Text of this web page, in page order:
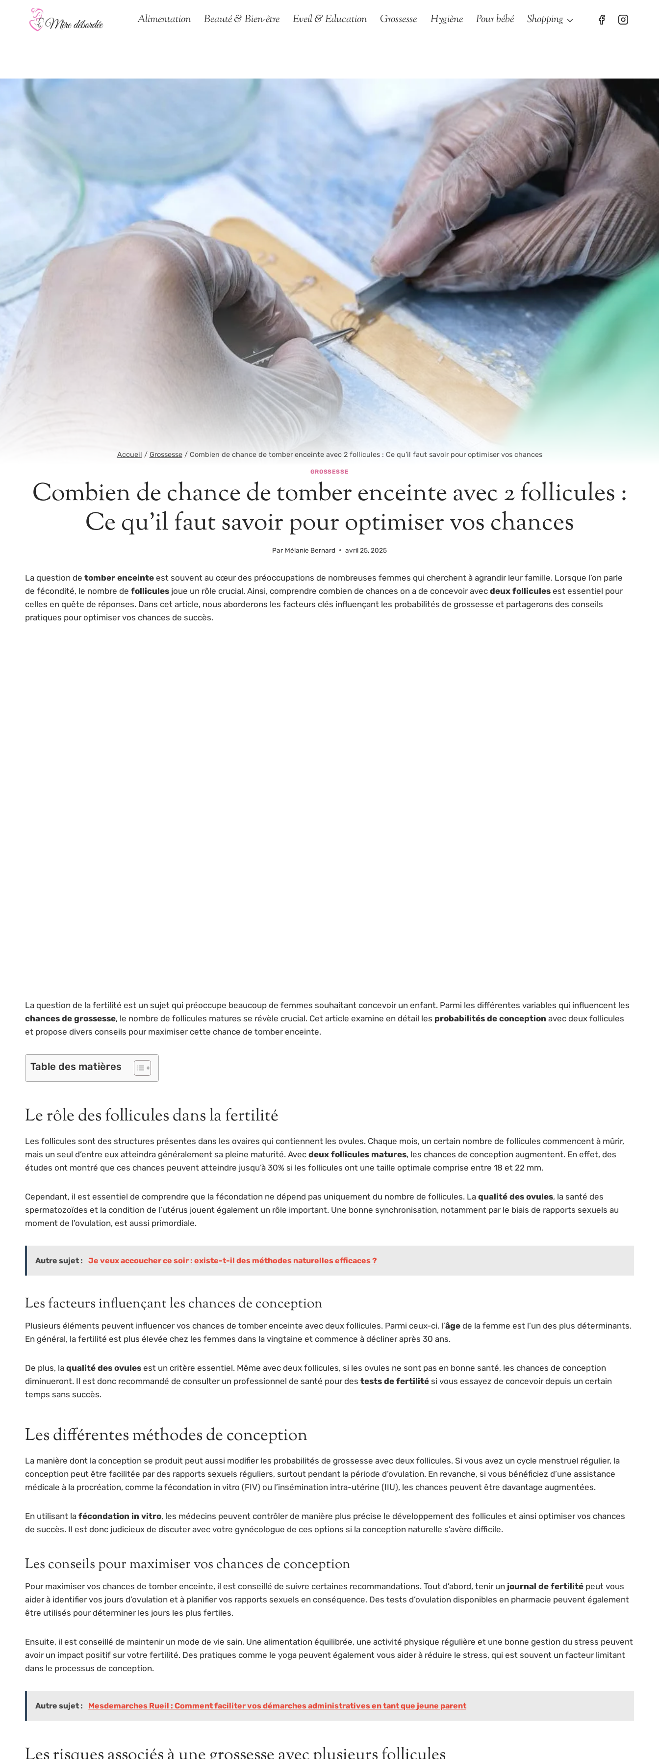
Alimentation Beauté & Bien-être Eveil & Education Grossesse Hygiène Pour bébé Shopping
Accueil / Grossesse / Combien de chance de tomber enceinte avec 2 follicules : Ce qu’il faut savoir pour optimiser vos chances
GROSSESSE
Combien de chance de tomber enceinte avec 2 follicules :
Ce qu’il faut savoir pour optimiser vos chances
Par Mélanie Bernard avril 25, 2025
La question de tomber enceinte est souvent au cœur des préoccupations de nombreuses femmes qui cherchent à agrandir leur famille. Lorsque l’on parle
de fécondité, le nombre de follicules joue un rôle crucial. Ainsi, comprendre combien de chances on a de concevoir avec deux follicules est essentiel pour
celles en quête de réponses. Dans cet article, nous aborderons les facteurs clés influençant les probabilités de grossesse et partagerons des conseils
pratiques pour optimiser vos chances de succès.
La question de la fertilité est un sujet qui préoccupe beaucoup de femmes souhaitant concevoir un enfant. Parmi les différentes variables qui influencent les
chances de grossesse, le nombre de follicules matures se révèle crucial. Cet article examine en détail les probabilités de conception avec deux follicules
et propose divers conseils pour maximiser cette chance de tomber enceinte.
Table des matières
Le rôle des follicules dans la fertilité
Les follicules sont des structures présentes dans les ovaires qui contiennent les ovules. Chaque mois, un certain nombre de follicules commencent à mûrir,
mais un seul d’entre eux atteindra généralement sa pleine maturité. Avec deux follicules matures, les chances de conception augmentent. En effet, des
études ont montré que ces chances peuvent atteindre jusqu’à 30% si les follicules ont une taille optimale comprise entre 18 et 22 mm.
Cependant, il est essentiel de comprendre que la fécondation ne dépend pas uniquement du nombre de follicules. La qualité des ovules, la santé des
spermatozoïdes et la condition de l’utérus jouent également un rôle important. Une bonne synchronisation, notamment par le biais de rapports sexuels au
moment de l’ovulation, est aussi primordiale.
Autre sujet : Je veux accoucher ce soir : existe-t-il des méthodes naturelles efficaces ?
Les facteurs influençant les chances de conception
Plusieurs éléments peuvent influencer vos chances de tomber enceinte avec deux follicules. Parmi ceux-ci, l’âge de la femme est l’un des plus déterminants.
En général, la fertilité est plus élevée chez les femmes dans la vingtaine et commence à décliner après 30 ans.
De plus, la qualité des ovules est un critère essentiel. Même avec deux follicules, si les ovules ne sont pas en bonne santé, les chances de conception
diminueront. Il est donc recommandé de consulter un professionnel de santé pour des tests de fertilité si vous essayez de concevoir depuis un certain
temps sans succès.
Les différentes méthodes de conception
La manière dont la conception se produit peut aussi modifier les probabilités de grossesse avec deux follicules. Si vous avez un cycle menstruel régulier, la
conception peut être facilitée par des rapports sexuels réguliers, surtout pendant la période d’ovulation. En revanche, si vous bénéficiez d’une assistance
médicale à la procréation, comme la fécondation in vitro (FIV) ou l’insémination intra-utérine (IIU), les chances peuvent être davantage augmentées.
En utilisant la fécondation in vitro, les médecins peuvent contrôler de manière plus précise le développement des follicules et ainsi optimiser vos chances
de succès. Il est donc judicieux de discuter avec votre gynécologue de ces options si la conception naturelle s’avère difficile.
Les conseils pour maximiser vos chances de conception
Pour maximiser vos chances de tomber enceinte, il est conseillé de suivre certaines recommandations. Tout d’abord, tenir un journal de fertilité peut vous
aider à identifier vos jours d’ovulation et à planifier vos rapports sexuels en conséquence. Des tests d’ovulation disponibles en pharmacie peuvent également
être utilisés pour déterminer les jours les plus fertiles.
Ensuite, il est conseillé de maintenir un mode de vie sain. Une alimentation équilibrée, une activité physique régulière et une bonne gestion du stress peuvent
avoir un impact positif sur votre fertilité. Des pratiques comme le yoga peuvent également vous aider à réduire le stress, qui est souvent un facteur limitant
dans le processus de conception.
Autre sujet : Mesdemarches Rueil : Comment faciliter vos démarches administratives en tant que jeune parent